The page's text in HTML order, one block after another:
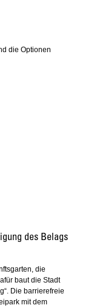
die Optionen
des Belags
die
baut die Stadt
Die barrierefreie
mit dem